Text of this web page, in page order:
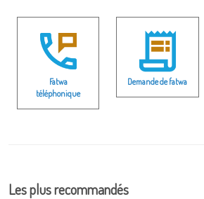
Fatwa
téléphonique
Demande de fatwa
Les plus recommandés